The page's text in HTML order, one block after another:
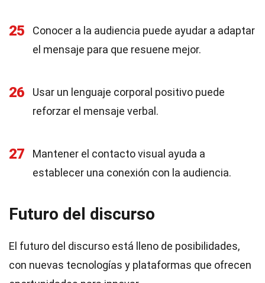
25
Conocer a la audiencia puede ayudar a adaptar
el mensaje para que resuene mejor.
26
Usar un lenguaje corporal positivo puede
reforzar el mensaje verbal.
27
Mantener el contacto visual ayuda a
establecer una conexión con la audiencia.
Futuro del discurso
El futuro del discurso está lleno de posibilidades,
con nuevas tecnologías y plataformas que ofrecen